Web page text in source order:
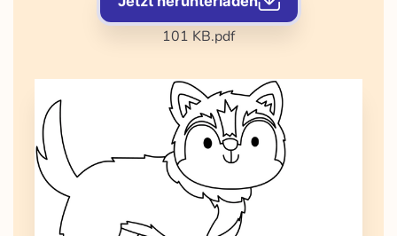
101 KB.pdf